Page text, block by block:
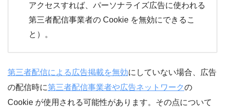
アクセスすれば、パーソナライズ広告に使われる
第三者配信事業者の Cookie を無効にできるこ
と）。
第三者配信による広告掲載を無効にしていない場合、広告
の配信時に第三者配信事業者や広告ネットワークの
Cookie が使用される可能性があります。その点について